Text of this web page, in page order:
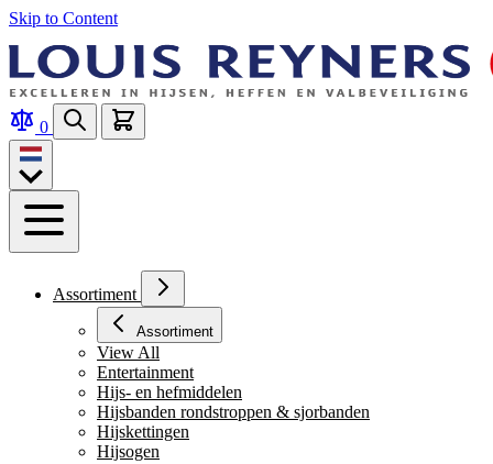
Skip to Content
0
Assortiment
Assortiment
View All
Entertainment
Hijs- en hefmiddelen
Hijsbanden rondstroppen & sjorbanden
Hijskettingen
Hijsogen